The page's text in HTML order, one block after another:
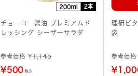
200ml 2本
チョーコー醤油 プレミアムド
レッシング シーザーサラダ
参考価格 ¥1,145
¥500 税込
理研ビ
袋
参考価
¥